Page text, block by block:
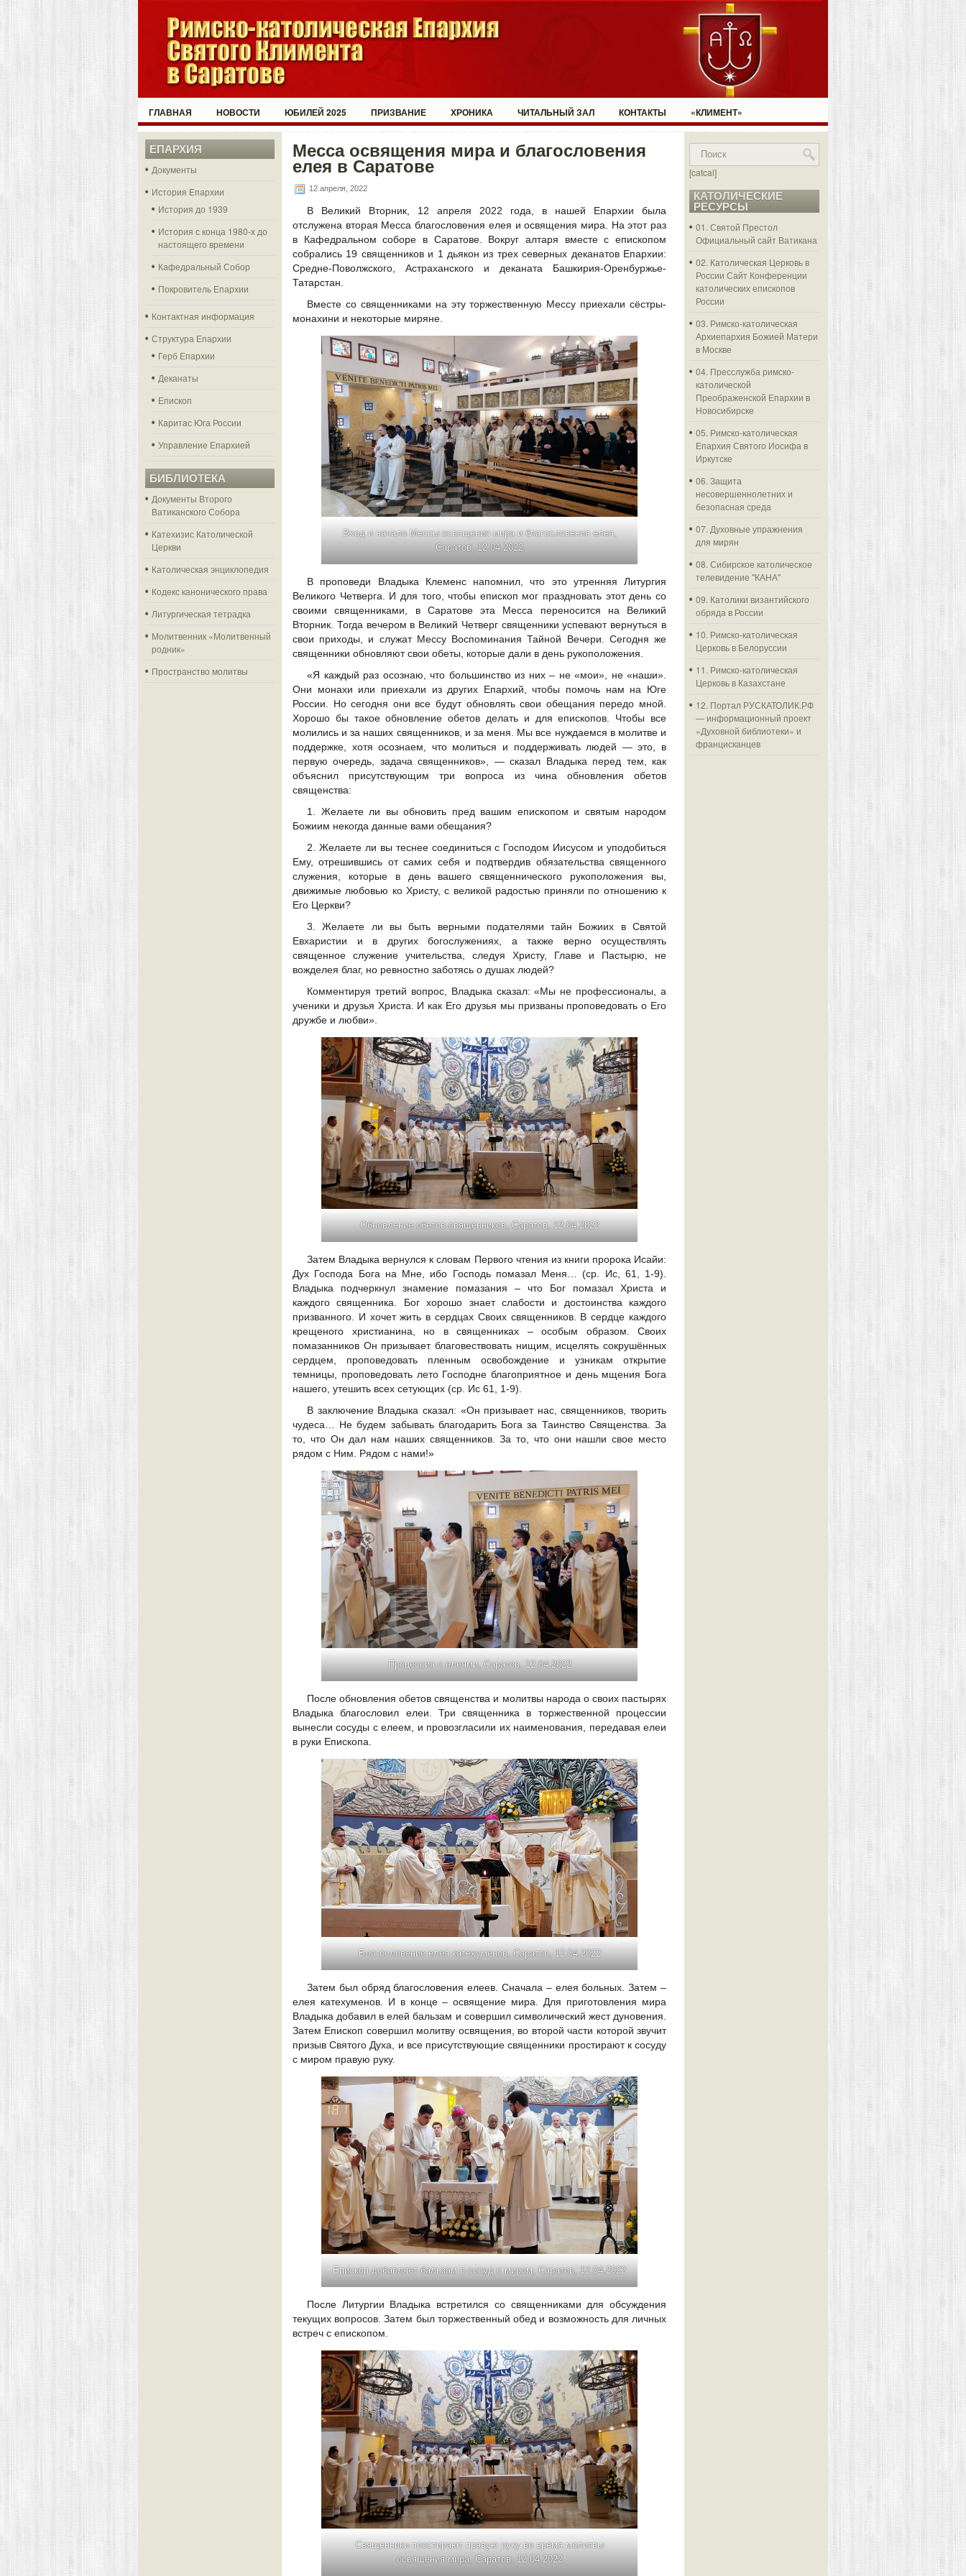
ГЛАВНАЯ НОВОСТИ ЮБИЛЕЙ 2025 ПРИЗВАНИЕ ХРОНИКА ЧИТАЛЬНЫЙ ЗАЛ КОНТАКТЫ «КЛИМЕНТ»
ЕПАРХИЯ
Документы
История Епархии
История до 1939
История с конца 1980-х до
настоящего времени
Кафедральный Собор
Покровитель Епархии
Контактная информация
Структура Епархии
Герб Епархии
Деканаты
Епископ
Каритас Юга России
Управление Епархией
БИБЛИОТЕКА
Документы Второго
Ватиканского Собора
Катехизис Католической
Церкви
Католическая энциклопедия
Кодекс канонического права
Литургическая тетрадка
Молитвенник «Молитвенный
родник»
Пространство молитвы
Месса освящения мира и благословения
елея в Саратове
12 апреля, 2022
В Великий Вторник, 12 апреля 2022 года, в нашей Епархии была
отслужена вторая Месса благословения елея и освящения мира. На этот раз
в Кафедральном соборе в Саратове. Вокруг алтаря вместе с епископом
собрались 19 священников и 1 дьякон из трех северных деканатов Епархии:
Средне-Поволжского, Астраханского и деканата Башкирия-Оренбуржье-
Татарстан.
Вместе со священниками на эту торжественную Мессу приехали сёстры-
монахини и некоторые миряне.
Вход и начало Мессы освящения мира и благословения елея,
Саратов, 12.04.2022
В проповеди Владыка Клеменс напомнил, что это утренняя Литургия
Великого Четверга. И для того, чтобы епископ мог праздновать этот день со
своими священниками, в Саратове эта Месса переносится на Великий
Вторник. Тогда вечером в Великий Четверг священники успевают вернуться в
свои приходы, и служат Мессу Воспоминания Тайной Вечери. Сегодня же
священники обновляют свои обеты, которые дали в день рукоположения.
«Я каждый раз осознаю, что большинство из них – не «мои», не «наши».
Они монахи или приехали из других Епархий, чтобы помочь нам на Юге
России. Но сегодня они все будут обновлять свои обещания передо мной.
Хорошо бы такое обновление обетов делать и для епископов. Чтобы все
молились и за наших священников, и за меня. Мы все нуждаемся в молитве и
поддержке, хотя осознаем, что молиться и поддерживать людей — это, в
первую очередь, задача священников», — сказал Владыка перед тем, как
объяснил присутствующим три вопроса из чина обновления обетов
священства:
1. Желаете ли вы обновить пред вашим епископом и святым народом
Божиим некогда данные вами обещания?
2. Желаете ли вы теснее соединиться с Господом Иисусом и уподобиться
Ему, отрешившись от самих себя и подтвердив обязательства священного
служения, которые в день вашего священнического рукоположения вы,
движимые любовью ко Христу, с великой радостью приняли по отношению к
Его Церкви?
3. Желаете ли вы быть верными подателями тайн Божиих в Святой
Евхаристии и в других богослужениях, а также верно осуществлять
священное служение учительства, следуя Христу, Главе и Пастырю, не
вожделея благ, но ревностно заботясь о душах людей?
Комментируя третий вопрос, Владыка сказал: «Мы не профессионалы, а
ученики и друзья Христа. И как Его друзья мы призваны проповедовать о Его
дружбе и любви».
Обновление обетов священников, Саратов, 12.04.2022
Затем Владыка вернулся к словам Первого чтения из книги пророка Исайи:
Дух Господа Бога на Мне, ибо Господь помазал Меня… (ср. Ис, 61, 1-9).
Владыка подчеркнул знамение помазания – что Бог помазал Христа и
каждого священника. Бог хорошо знает слабости и достоинства каждого
призванного. И хочет жить в сердцах Своих священников. В сердце каждого
крещеного христианина, но в священниках – особым образом. Своих
помазанников Он призывает благовествовать нищим, исцелять сокрушённых
сердцем, проповедовать пленным освобождение и узникам открытие
темницы, проповедовать лето Господне благоприятное и день мщения Бога
нашего, утешить всех сетующих (ср. Ис 61, 1-9).
В заключение Владыка сказал: «Он призывает нас, священников, творить
чудеса… Не будем забывать благодарить Бога за Таинство Священства. За
то, что Он дал нам наших священников. За то, что они нашли свое место
рядом с Ним. Рядом с нами!»
Процессия с елеями, Саратов, 12.04.2022
После обновления обетов священства и молитвы народа о своих пастырях
Владыка благословил елеи. Три священника в торжественной процессии
вынесли сосуды с елеем, и провозгласили их наименования, передавая елеи
в руки Епископа.
Благословение елея катехуменов, Саратов, 12.04.2022
Затем был обряд благословения елеев. Сначала – елея больных. Затем –
елея катехуменов. И в конце – освящение мира. Для приготовления мира
Владыка добавил в елей бальзам и совершил символический жест дуновения.
Затем Епископ совершил молитву освящения, во второй части которой звучит
призыв Святого Духа, и все присутствующие священники простирают к сосуду
с миром правую руку.
Епископ добавляет бальзам в сосуд с миром, Саратов, 12.04.2022
После Литургии Владыка встретился со священниками для обсуждения
текущих вопросов. Затем был торжественный обед и возможность для личных
встреч с епископом.
Священники простирают правую руку во время молитвы
освящения мира, Саратов, 12.04.2022
[catcal]
КАТОЛИЧЕСКИЕ
РЕСУРСЫ
01. Святой Престол
Официальный сайт Ватикана
02. Католическая Церковь в
России Сайт Конференции
католических епископов
России
03. Римско-католическая
Архиепархия Божией Матери
в Москве
04. Пресслужба римско-
католической
Преображенской Епархии в
Новосибирске
05. Римско-католическая
Епархия Святого Иосифа в
Иркутске
06. Защита
несовершеннолетних и
безопасная среда
07. Духовные упражнения
для мирян
08. Сибирское католическое
телевидение "КАНА"
09. Католики византийского
обряда в России
10. Римско-католическая
Церковь в Белоруссии
11. Римско-католическая
Церковь в Казахстане
12. Портал РУСКАТОЛИК.РФ
— информационный проект
«Духовной библиотеки» и
францисканцев